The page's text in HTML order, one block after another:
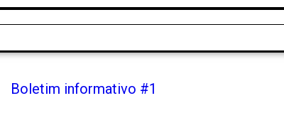
Boletim informativo #1